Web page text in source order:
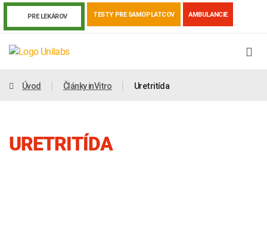
PRE LEKÁROV TESTY PRE SAMOPLATCOV AMBULANCIE
Úvod Články inVitro Uretritída
URETRITÍDA